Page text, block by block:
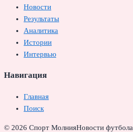
Новости
Результаты
Аналитика
Истории
Интервью
Навигация
Главная
Поиск
© 2026 Спорт МолнияНовости футбола